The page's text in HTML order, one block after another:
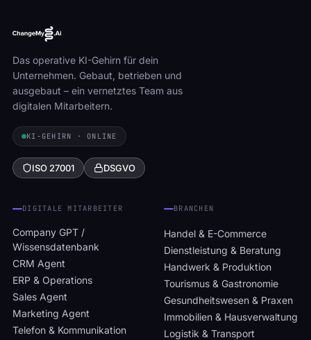
Das operative KI-Gehirn für dein
Unternehmen. Gebaut, betrieben und
ausgebaut – ein vernetztes Team aus
digitalen Mitarbeitern.
KI-GEHIRN · ONLINE
ISO 27001 DSGVO
DIGITALE MITARBEITER
Company GPT /
Wissensdatenbank
CRM Agent
ERP & Operations
Sales Agent
Marketing Agent
Telefon & Kommunikation
BRANCHEN
Handel & E-Commerce
Dienstleistung & Beratung
Handwerk & Produktion
Tourismus & Gastronomie
Gesundheitswesen & Praxen
Immobilien & Hausverwaltung
Logistik & Transport